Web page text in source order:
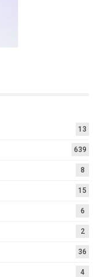
13
639
8
15
6
2
36
4